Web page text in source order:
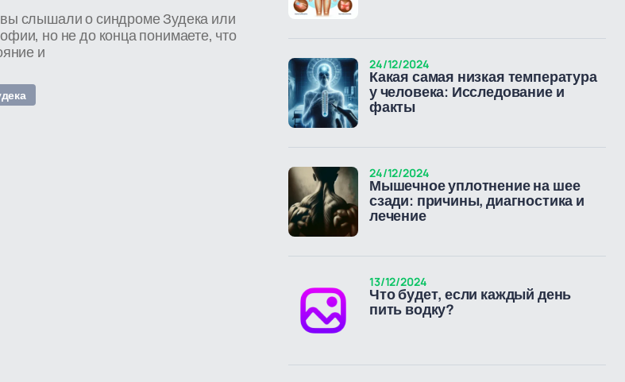
слышали о синдроме Зудека или
но не до конца понимаете, что
и
Какая самая низкая температура
у человека: Исследование и
факты
24/12/2024
Мышечное уплотнение на шее
сзади: причины, диагностика и
лечение
24/12/2024
Что будет, если каждый день
пить водку?
13/12/2024